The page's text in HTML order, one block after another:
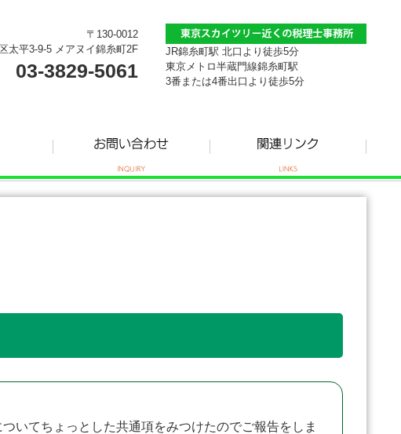
〒130-0012
太平3-9-5 メアヌイ錦糸町2F
03-3829-5061
JR錦糸町駅 北口より徒歩5分
東京メトロ半蔵門線錦糸町駅
3番または4番出口より徒歩5分
いてちょっとした共通項をみつけたのでご報告をしま